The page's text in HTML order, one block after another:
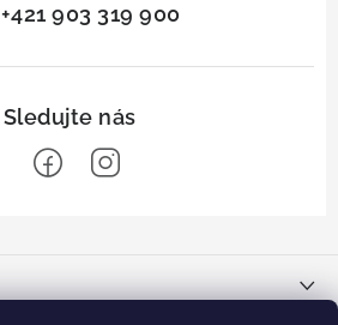
+421 903 319 900